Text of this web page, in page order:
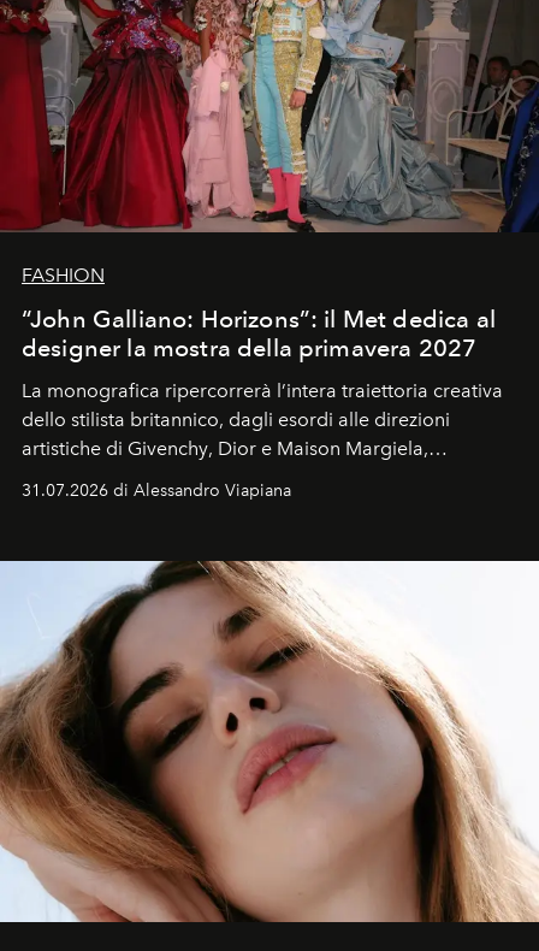
FASHION
“John Galliano: Horizons”: il Met dedica al
designer la mostra della primavera 2027
La monografica ripercorrerà l’intera traiettoria creativa
dello stilista britannico, dagli esordi alle direzioni
artistiche di Givenchy, Dior e Maison Margiela,
restituendo il ritratto di uno dei designer più influenti
31.07.2026 di Alessandro Viapiana